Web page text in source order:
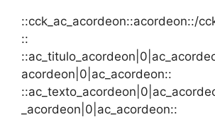
::cck_ac_acordeon::acordeon::/
::
acordeon|0|ac_acordeon::
_acordeon|0|ac_acordeon::